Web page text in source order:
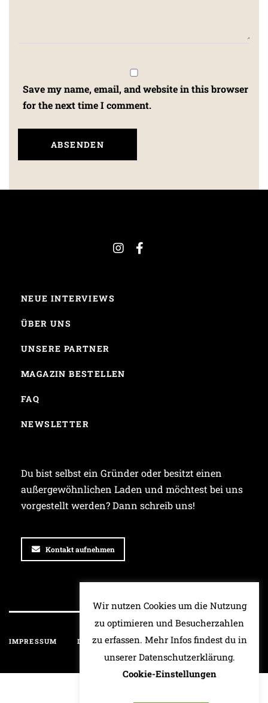
Save my name, email, and website in this browser
for the next time I comment.
NEUE INTERVIEWS
ÜBER UNS
UNSERE PARTNER
MAGAZIN BESTELLEN
FAQ
NEWSLETTER
Du bist selbst ein Gründer oder besitzt einen
außergewöhnlichen Laden und möchtest bei uns
vorgestellt werden? Dann schreib uns!
Kontakt aufnehmen
IMPRESSUM DATENSCHUTZ HAFTUNGSAUSSCHLUSS
Wir nutzen Cookies um die Nutzung
zu optimieren und Besucherzahlen
zu erfassen. Mehr Infos findest du in
unserer Datenschutzerklärung.
Cookie-Einstellungen